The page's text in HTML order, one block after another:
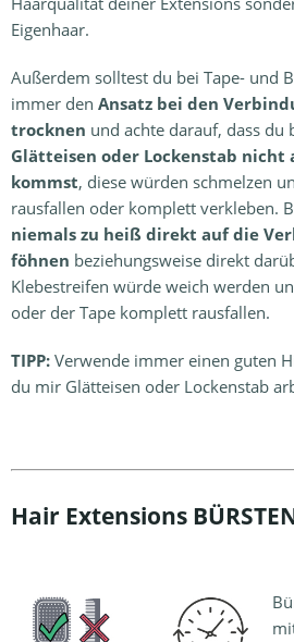
Eigenhaar.
Außerdem solltest du bei Tape- und
immer den Ansatz bei den
trocknen und achte darauf, dass du
Glätteisen oder Lockenstab nicht
kommst, diese würden schmelzen
rausfallen oder komplett verkleben.
niemals zu heiß direkt auf die
föhnen beziehungsweise direkt
Klebestreifen würde weich werden
oder der Tape komplett rausfallen.
TIPP: Verwende immer einen guten
du mir Glätteisen oder Lockenstab
Hair Extensions